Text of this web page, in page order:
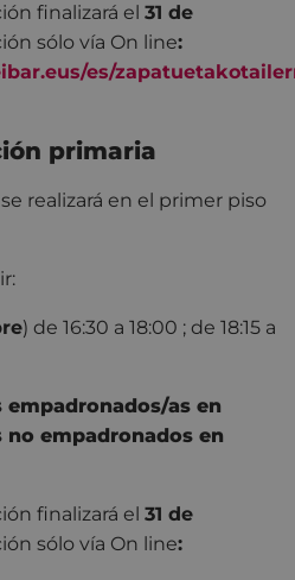
finalizará el 31 de
sólo vía On line:
es/
primaria
realizará en el primer piso
) de 16:30 a 18:00 ; de 18:15 a
empadronados/as en
no empadronados en
finalizará el 31 de
sólo vía On line: